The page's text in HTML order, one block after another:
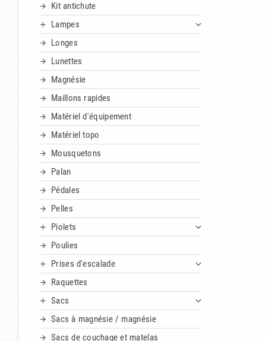
Kit antichute
Lampes
Longes
Lunettes
Magnésie
Maillons rapides
Matériel d'équipement
Matériel topo
Mousquetons
Palan
Pédales
Pelles
Piolets
Poulies
Prises d'escalade
Raquettes
Sacs
Sacs à magnésie / magnésie
Sacs de couchage et matelas